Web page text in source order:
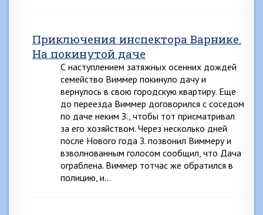
Приключения инспектора Варнике.
На покинутой даче
С наступлением затяжных осенних дождей
семейство Виммер покинуло дачу и
вернулось в свою городскую квартиру. Еще
до переезда Виммер договорился с соседом
по даче неким З., чтобы тот присматривал
за его хозяйством. Через несколько дней
после Нового года З. позвонил Виммеру и
взволнованным голосом сообщил, что Дача
ограблена. Виммер тотчас же обратился в
полицию, и…